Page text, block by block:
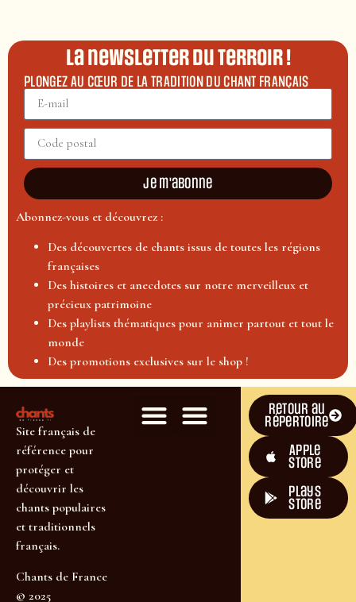
La newsletter du terroir !
PLONGEZ AU CŒUR DE LA TRADITION DU CHANT FRANÇAIS
Je m'abonne
Abonnez-vous et découvrez :
Des découvertes de chants issus de toutes les régions
françaises
Des histoires et anecdotes sur notre merveilleux et
précieux patrimoine
Des playlists thématiques pour animer partout et tout le
monde
Des promotions exclusives sur le shop !
Site français de
référence pour
protéger et
découvrir les
chants populaires
et traditionnels
français.
Chants de France
© 2025
Retour au
répertoire
Apple
Store
plays
store